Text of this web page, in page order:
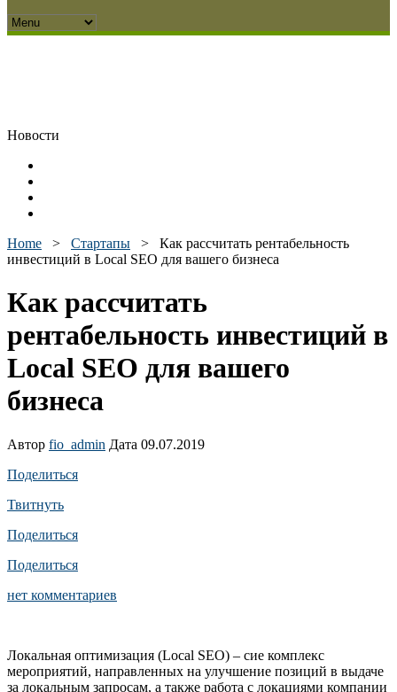
Новости
Home > Стартапы > Как рассчитать рентабельность
инвестиций в Local SEO для вашего бизнеса
Как рассчитать
рентабельность инвестиций в
Local SEO для вашего
бизнеса
Автор fio_admin Дата 09.07.2019
Поделиться
Твитнуть
Поделиться
Поделиться
нет комментариев
Локальная оптимизация (Local SEO) – сие комплекс
мероприятий, направленных на улучшение позиций в выдаче
за локальным запросам, а также работа с локациями компании